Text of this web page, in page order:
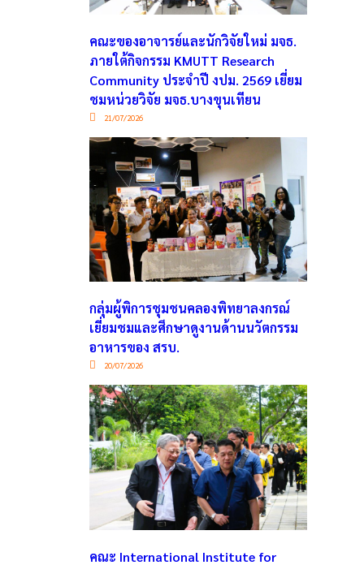
คณะของอาจารย์และนักวิจัยใหม่ มจธ.
ภายใต้กิจกรรม KMUTT Research
Community ประจำปี งปม. 2569 เยี่ยม
ชมหน่วยวิจัย มจธ.บางขุนเทียน
21/07/2026
กลุ่มผู้พิการชุมชนคลองพิทยาลงกรณ์
เยี่ยมชมและศึกษาดูงานด้านนวัตกรรม
อาหารของ สรบ.
20/07/2026
คณะ International Institute for